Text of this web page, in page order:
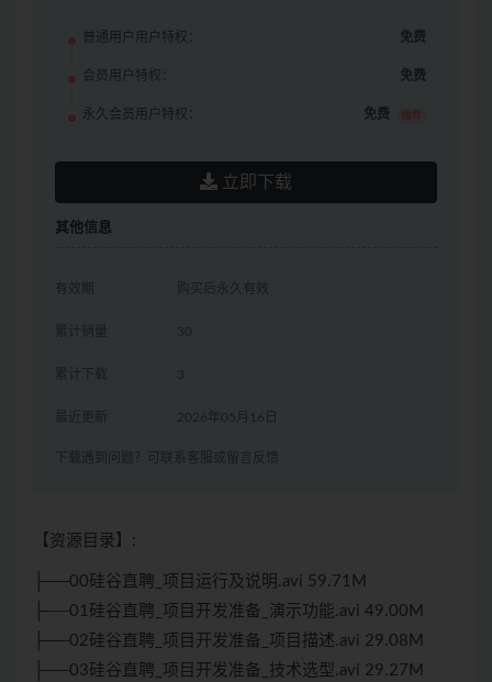
普通用户用户特权： 免费
会员用户特权： 免费
永久会员用户特权： 免费 推荐
立即下载
其他信息
有效期 购买后永久有效
累计销量 30
累计下载 3
最近更新 2026年05月16日
下载遇到问题？可联系客服或留言反馈
【资源目录】:
├──00硅谷直聘_项目运行及说明.avi 59.71M
├──01硅谷直聘_项目开发准备_演示功能.avi 49.00M
├──02硅谷直聘_项目开发准备_项目描述.avi 29.08M
├──03硅谷直聘_项目开发准备_技术选型.avi 29.27M